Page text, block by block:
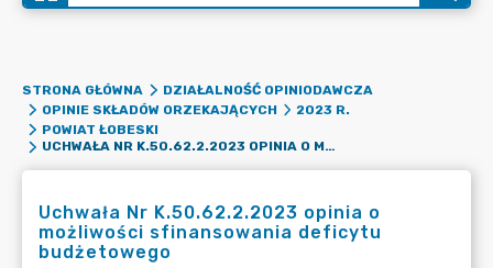
STRONA GŁÓWNA
DZIAŁALNOŚĆ OPINIODAWCZA
OPINIE SKŁADÓW ORZEKAJĄCYCH
2023 R.
POWIAT ŁOBESKI
UCHWAŁA NR K.50.62.2.2023 OPINIA O MOŻLIWOŚCI SFINANSOWANIA DEFICYTU BUDŻETOWEGO
Uchwała Nr K.50.62.2.2023 opinia o
możliwości sfinansowania deficytu
budżetowego